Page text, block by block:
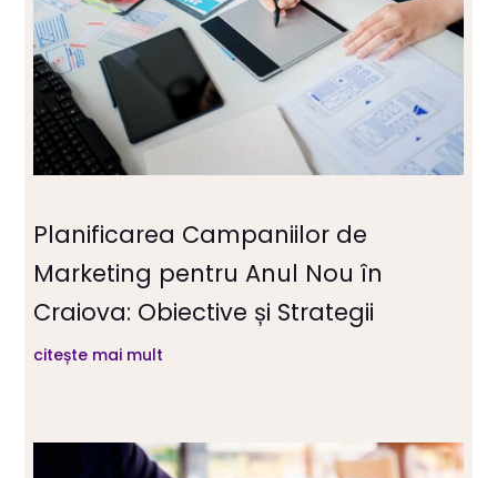
Planificarea Campaniilor de
Marketing pentru Anul Nou în
Craiova: Obiective și Strategii
citește mai mult